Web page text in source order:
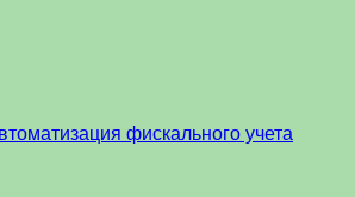
фискального учета